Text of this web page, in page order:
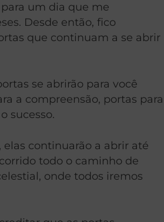
um dia que me
Desde então, fico
que continuam a se abrir
se abrirão para você
a compreensão, portas para
sucesso.
elas continuarão a abrir até
todo o caminho de
onde todos iremos